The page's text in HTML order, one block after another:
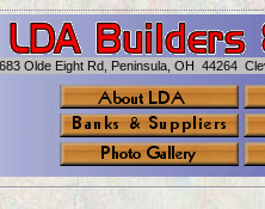
Olde Eight Rd, Peninsula, OH 44264